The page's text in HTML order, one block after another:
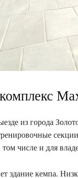
из города
числе и для
здание кемпа.